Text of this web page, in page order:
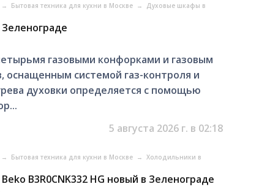
→ Бытовая техника для кухни в Москве → Духовые шкафы в
Зеленограде
газовыми конфорками и газовым
системой газ-контроля и
духовки определяется с помощью
5 августа 2026 г. в 02:18
→ Бытовая техника для кухни в Москве → Холодильники в
B3R0CNK332 HG новый в Зеленограде